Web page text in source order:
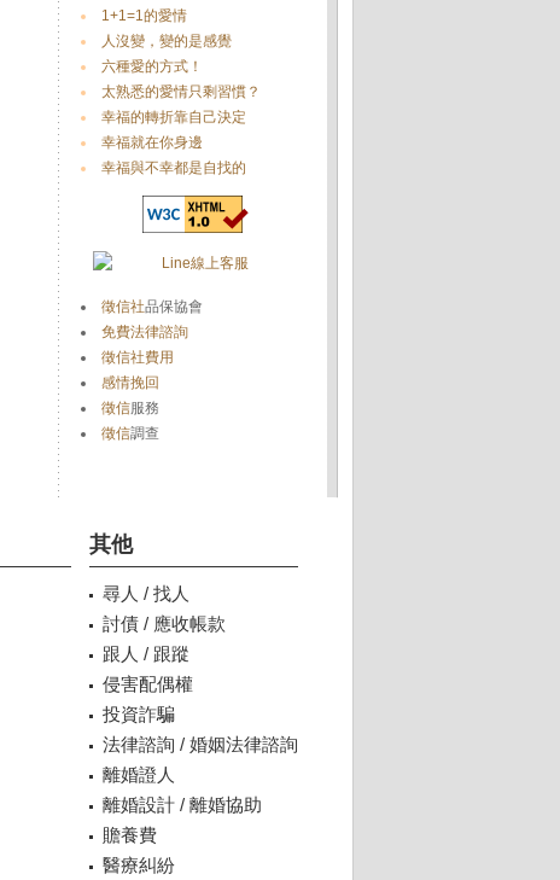
1+1=1的愛情
人沒變，變的是感覺
六種愛的方式！
太熟悉的愛情只剩習慣？
幸福的轉折靠自己決定
幸福就在你身邊
幸福與不幸都是自找的
徵信社品保協會
免費法律諮詢
徵信社費用
感情挽回
徵信服務
徵信調查
其他
尋人 / 找人
討債 / 應收帳款
跟人 / 跟蹤
侵害配偶權
投資詐騙
法律諮詢 / 婚姻法律諮詢
離婚證人
離婚設計 / 離婚協助
贍養費
醫療糾紛